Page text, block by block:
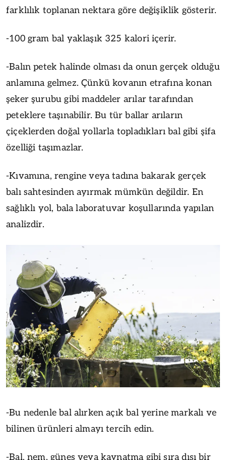
farklılık toplanan nektara göre değişiklik gösterir.
-100 gram bal yaklaşık 325 kalori içerir.
-Balın petek halinde olması da onun gerçek olduğu
anlamına gelmez. Çünkü kovanın etrafına konan
şeker şurubu gibi maddeler arılar tarafından
peteklere taşınabilir. Bu tür ballar arıların
çiçeklerden doğal yollarla topladıkları bal gibi şifa
özelliği taşımazlar.
-Kıvamına, rengine veya tadına bakarak gerçek
balı sahtesinden ayırmak mümkün değildir. En
sağlıklı yol, bala laboratuvar koşullarında yapılan
analizdir.
-Bu nedenle bal alırken açık bal yerine markalı ve
bilinen ürünleri almayı tercih edin.
-Bal, nem, güneş veya kaynatma gibi sıra dışı bir